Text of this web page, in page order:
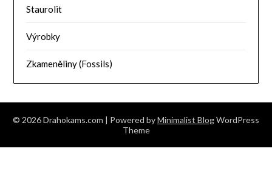
Staurolit
Výrobky
Zkameněliny (Fossils)
© 2026 Drahokams.com | Powered byMinimalist BlogWordPress
Theme